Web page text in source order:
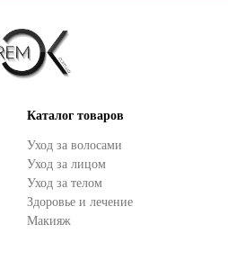
Каталог товаров
Уход за волосами
Уход за лицом
Уход за телом
Здоровье и лечение
Макияж